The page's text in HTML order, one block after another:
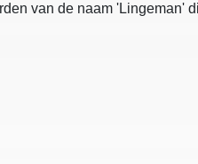
van de naam 'Lingeman'